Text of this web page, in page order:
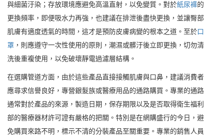
與細菌汙染；存放環境應避免高溫直射，以免變質。對於紙尿褲的
更換頻率，即便吸水力再強，也建議在排泄後盡快更換，並讓臀部
肌膚有適度透氣的時間，這才是預防皮膚病變的根本之道。至於口
罩 ，則應遵守一次性使用的原則，潮濕或髒汙後立即更換，切勿清
洗後重複使用，以免破壞靜電過濾層結構。
在選購管道方面，由於這些產品直接接觸肌膚與口鼻，建議消費者
應尋求信譽良好，專營銀髮族或醫療用品的通路購買。專業的通路
通常對於產品的來源，製造日期，保存期限以及是否取得衛生福利
部的醫療器材許可證有嚴格的把關。特別是在網購盛行的今日，避
免購買來路不明，標示不清的分裝產品至關重要。專業的銷售人員